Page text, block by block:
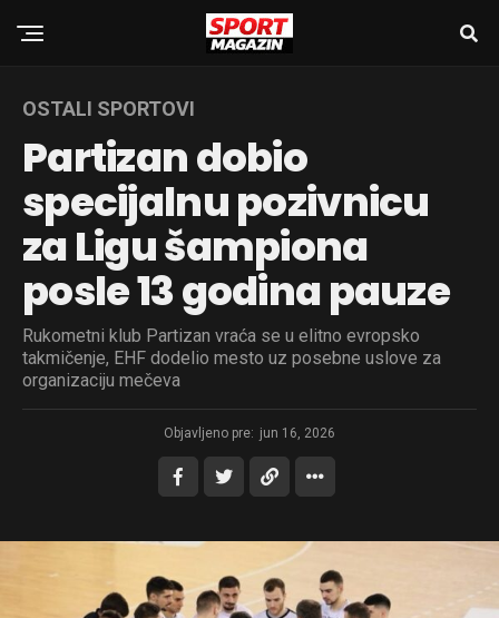
OSTALI SPORTOVI
Partizan dobio
specijalnu pozivnicu
za Ligu šampiona
posle 13 godina pauze
Rukometni klub Partizan vraća se u elitno evropsko
takmičenje, EHF dodelio mesto uz posebne uslove za
organizaciju mečeva
Objavljeno pre: jun 16, 2026